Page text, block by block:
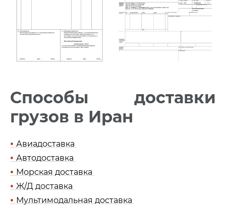
Способы доставки
грузов в Иран
• Авиадоставка
• Автодоставка
• Морская доставка
• Ж/Д доставка
• Мультимодальная доставка